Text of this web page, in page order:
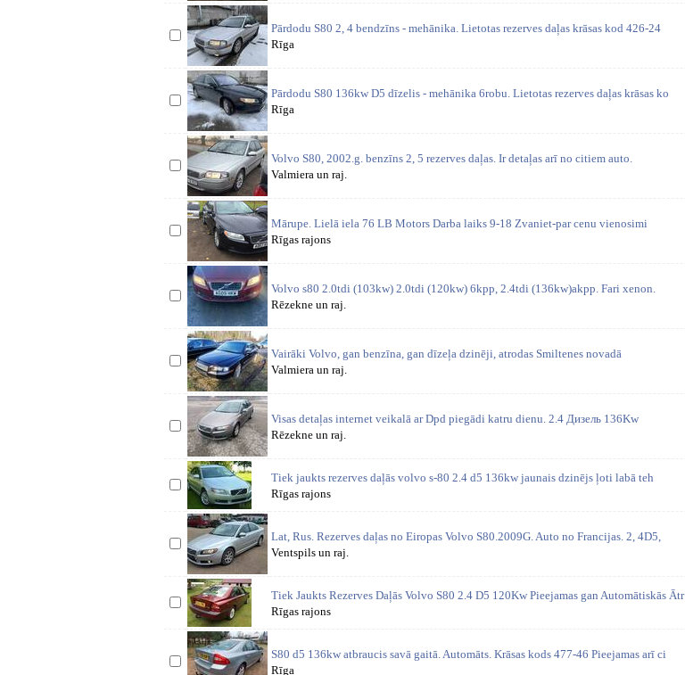
Pārdodu S80 2, 4 bendzīns - mehānika. Lietotas rezerves daļas krāsas kod 426-24
Rīga
Pārdodu S80 136kw D5 dīzelis - mehānika 6robu. Lietotas rezerves daļas krāsas ko
Rīga
Volvo S80, 2002.g. benzīns 2, 5 rezerves daļas. Ir detaļas arī no citiem auto.
Valmiera un raj.
Mārupe. Lielā iela 76 LB Motors Darba laiks 9-18 Zvaniet-par cenu vienosimi
Rīgas rajons
Volvo s80 2.0tdi (103kw) 2.0tdi (120kw) 6kpp, 2.4tdi (136kw)akpp. Fari xenon.
Rēzekne un raj.
Vairāki Volvo, gan benzīna, gan dīzeļa dzinēji, atrodas Smiltenes novadā
Valmiera un raj.
Visas detaļas internet veikalā ar Dpd piegādi katru dienu. 2.4 Дизель 136Kw
Rēzekne un raj.
Tiek jaukts rezerves daļās volvo s-80 2.4 d5 136kw jaunais dzinējs ļoti labā teh
Rīgas rajons
Lat, Rus. Rezerves daļas no Eiropas Volvo S80.2009G. Auto no Francijas. 2, 4D5,
Ventspils un raj.
Tiek Jaukts Rezerves Daļās Volvo S80 2.4 D5 120Kw Pieejamas gan Automātiskās Ātr
Rīgas rajons
S80 d5 136kw atbraucis savā gaitā. Automāts. Krāsas kods 477-46 Pieejamas arī ci
Rīga